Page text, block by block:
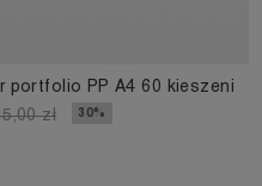
portfolio PP A4 60 kieszeni
zł 30%